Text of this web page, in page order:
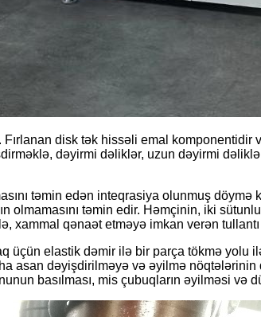
disk tək hissəli emal
dəyirmi dəliklər, uzun dəyirmi
təmin edən inteqrasiya olunmuş
olmamasını təmin edir. Həmçinin, iki
xammal qənaət etməyə imkan verən
üçün elastik dəmir ilə bir parça tökmə yolu
asan dəyişdirilməyə və əyilmə
basılması, mis çubuqların əyilməsi və